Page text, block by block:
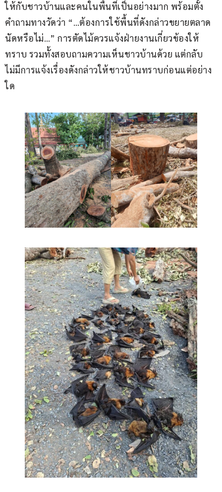
ให้กับชาวบ้านและคนในพื้นที่เป็นอย่างมาก พร้อมตั้ง
คำถามทางวัดว่า “…ต้องการใช้พื้นที่ดังกล่าวขยายตลาด
นัดหรือไม่…” การตัดไม้ควรแจ้งฝ่ายงานเกี่ยวข้องให้
ทราบ รวมทั้งสอบถามความเห็นชาวบ้านด้วย แต่กลับ
ไม่มีการแจ้งเรื่องดังกล่าวให้ชาวบ้านทราบก่อนแต่อย่าง
ใด